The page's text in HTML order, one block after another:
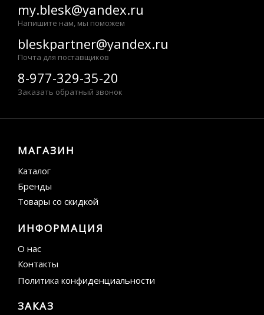
my.blesk@yandex.ru
Напишите нам, мы поможем
bleskpartner@yandex.ru
Почта для поставщиков
8-977-329-35-20
Заказать обратный звонок
МАГАЗИН
Каталог
Бренды
Товары со скидкой
ИНФОРМАЦИЯ
О нас
Контакты
Политика конфиденциальности
ЗАКАЗ